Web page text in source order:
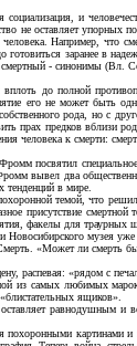
социализация, и
не оставляет
человека. Например, что
готовиться заранее в
смертный - синонимы (Вл.
до полной
его не может быть
рода, но с
прах предков вблизи
человека к смерти:
посвятил
вывел два
тенденций в мире.
темой, что
присутствие
факелы для
Новосибирского музея
«Может ли смерть
распевая: «рядом с
из самых любимых
ящиков».
равнодушным и
похоронными картинами